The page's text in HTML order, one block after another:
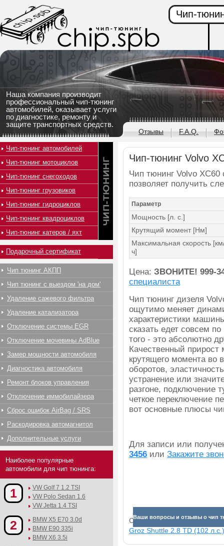
Наша компания производит
профессиональный чип-тюнинг
автомобилей, оказывает услуги
по диагностике, ремонту и
защите транспортных средств.
Чип-
Отзывы F.A.Q.
Чип-тюнинг Volvo
Чип тюнинг Volvo XC60
позволяет получить
Параметр
Мощность [л. с.]
Крутящий момент [Нм]
Максимальная скорость
ч]
Цена: ЗВОНИТЕ! 999-
специалиста
Чип тюнинг дизеля
ощутимо меняет
характеристики
сказать едет совсем
того - это абсолютно
Качественный
крутящего момента во
оборотов,
устранение или
разгоне, подключение
четкое переключение
вот основные плюсы
Для записи или
3456 или Закажите
Ваши вопросы и отзывы о чип
Смотрите прибавки для
Groz Shuttle 2.8 TD (102 л.с.)
Чип-тюнинг автомобилей
Чип-тюнинг мотоциклов
Чип-тюнинг снегоходов
Чип-тюнинг грузовиков
Чип-тюнинг гидроциклов
Чип-тюнинг квадроциклов
Чип-тюнинг катеров / яхт
Подарочный сертификат
Чип тюнинг АКПП
Чип тюнинг с выездом 'на дом'
Удаление сажевого фильтра
Удаление катализатора
Отключение системы EGR
Отключение мочевины AdBlue
Замер мощности автомобиля
Диагностика автомобиля
Ремонт блоков управления
Отключение иммобилайзера
Сброс ошибок AirBag / SRS
Раскодировка автомагнитол
Дополнительные услуги
Наиболее популярные
автомобили для чип тюнинга:
1
VW Golf 7 1.2 TSI
VW Polo Sedan 1.6
VW Jetta 1.4 TSI
2
BMW X5 E70 3.0d
BMW E90 335i
BMW X6 3.5i